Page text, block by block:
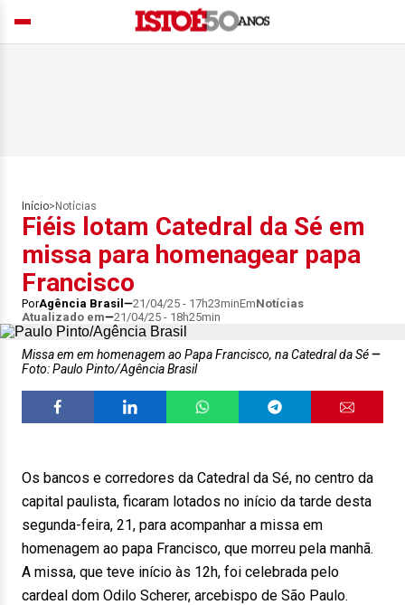
Início> Notícias
Fiéis lotam Catedral da Sé em
missa para homenagear papa
Francisco
PorAgência Brasil 21/04/25 - 17h23minEmNotícias
Atualizado em
21/04/25 - 18h25min
Missa em em homenagem ao Papa Francisco, na Catedral da Sé
Foto: Paulo Pinto/Agência Brasil
Os bancos e corredores da Catedral da Sé, no centro da
capital paulista, ficaram lotados no início da tarde desta
segunda-feira, 21, para acompanhar a missa em
homenagem ao papa Francisco, que morreu pela manhã.
A missa, que teve início às 12h, foi celebrada pelo
cardeal dom Odilo Scherer, arcebispo de São Paulo.